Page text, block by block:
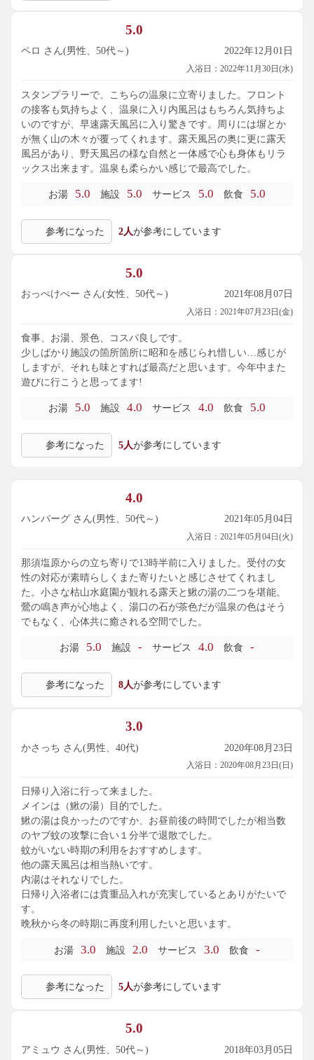
5.0
ペロ さん(男性、50代～) 2022年12月01日
入浴日：2022年11月30日(水)
スタンプラリーで、こちらの温泉に立寄りました。フロント
の接客も気持ちよく、温泉に入り内風呂はもちろん気持ちよ
いのですが、早速露天風呂に入り驚きです。周りには塀とか
が無く山の木々が覆ってくれます。露天風呂の奥に更に露天
風呂があり、野天風呂の様な自然と一体感で心も身体もリラ
ックス出来ます。温泉も柔らかい感じで最高でした。
お湯 5.0 施設 5.0 サービス 5.0 飲食 5.0
参考になった 2人が参考にしています
5.0
おっぺけぺー さん(女性、50代～) 2021年08月07日
入浴日：2021年07月23日(金)
食事、お湯、景色、コスパ良しです。
少しばかり施設の箇所箇所に昭和を感じられ惜しい…感じが
しますが、それも味とすれば最高だと思います。今年中また
遊びに行こうと思ってます!
お湯 5.0 施設 4.0 サービス 4.0 飲食 5.0
参考になった 5人が参考にしています
4.0
ハンバーグ さん(男性、50代～) 2021年05月04日
入浴日：2021年05月04日(火)
那須塩原からの立ち寄りで13時半前に入りました。受付の女
性の対応が素晴らしくまた寄りたいと感じさせてくれまし
た。小さな枯山水庭園が観れる露天と鰍の湯の二つを堪能。
鶯の鳴き声が心地よく、湯口の石が茶色だが温泉の色はそう
でもなく、心体共に癒される空間でした。
お湯 5.0 施設 - サービス 4.0 飲食 -
参考になった 8人が参考にしています
3.0
かさっち さん(男性、40代) 2020年08月23日
入浴日：2020年08月23日(日)
日帰り入浴に行って来ました。
メインは（鰍の湯）目的でした。
鰍の湯は良かったのですか、お昼前後の時間でしたが相当数
のヤブ蚊の攻撃に合い１分半で退散でした。
蚊がいない時期の利用をおすすめします。
他の露天風呂は相当熱いです。
内湯はそれなりでした。
日帰り入浴者には貴重品入れが充実しているとありがたいで
す。
晩秋から冬の時期に再度利用したいと思います。
お湯 3.0 施設 2.0 サービス 3.0 飲食 -
参考になった 5人が参考にしています
5.0
アミュウ さん(男性、50代～) 2018年03月05日